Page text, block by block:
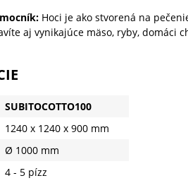
Hoci je ako stvorená na
aj vynikajúce mäso, ryby, domáci
SUBITOCOTTO100
1240 x 1240 x 900 mm
Ø 1000 mm
4 - 5 pízz